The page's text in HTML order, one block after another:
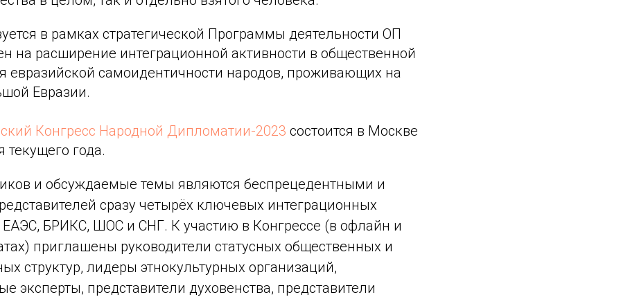
в рамках стратегической Программы деятельности ОП
на расширение интеграционной активности в общественной
евразийской самоидентичности народов, проживающих на
Евразии.
Конгресс Народной Дипломатии-2023 состоится в Москве
текущего года.
и обсуждаемые темы являются беспрецедентными и
сразу четырёх ключевых интеграционных
БРИКС, ШОС и СНГ. К участию в Конгрессе (в офлайн и
приглашены руководители статусных общественных и
структур, лидеры этнокультурных организаций,
эксперты, представители духовенства, представители